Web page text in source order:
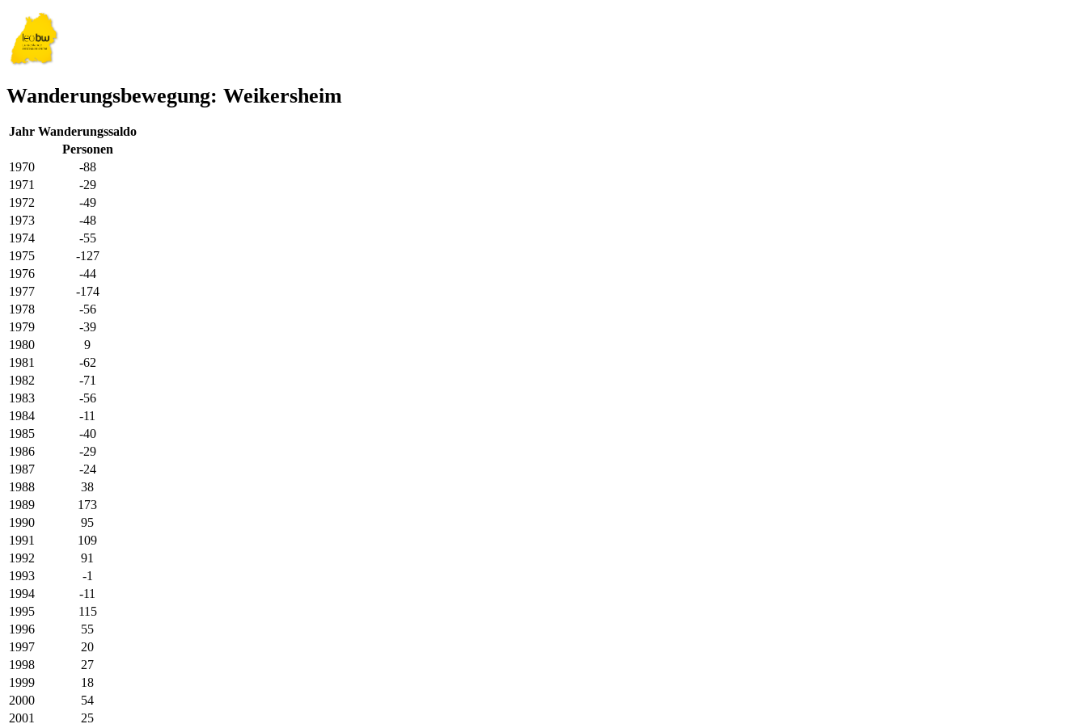
Wanderungsbewegung: Weikersheim
Jahr Wanderungssaldo
Personen
1970
-88
1971
-29
1972
-49
1973
-48
1974
-55
1975
-127
1976
-44
1977
-174
1978
-56
1979
-39
1980
9
1981
-62
1982
-71
1983
-56
1984
-11
1985
-40
1986
-29
1987
-24
1988
38
1989
173
1990
95
1991
109
1992
91
1993
-1
1994
-11
1995
115
1996
55
1997
20
1998
27
1999
18
2000
54
2001
25